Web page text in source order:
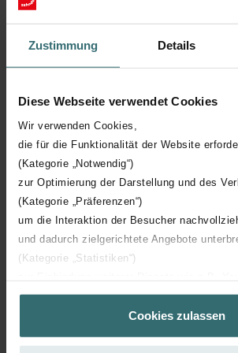
Zustimmung Details
Diese Webseite verwendet Cookies
Wir verwenden Cookies,
die für die Funktionalität der Website
(Kategorie „Notwendig“)
zur Optimierung der Darstellung und des
(Kategorie „Präferenzen“)
um die Interaktion der Besucher
und dadurch zielgerichtete Angebote
(Kategorie „Statistiken“)
(Kategorie „Marketing“)
Über „Details zeigen“ bzw. die
Sie weitere Informationen. Durch die
Cookies zulassen
Aktivkohlefilter-Set –
Q/E | Zehnder Original
Filterset zum Schutz Ihrer Raumluft vor
Gerüchen und Staub - ePM10 (M5) / CRS
Katalognummer: 400100097
Dieses Produkt ist zu finden in:ComfoAir
600